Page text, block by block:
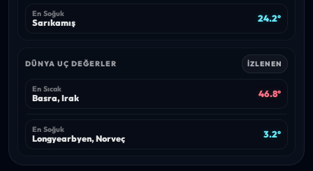
En Soğuk
Sarıkamış 24.2°
DÜNYA UÇ DEĞERLER İZLENEN
En Sıcak
Basra, Irak 46.8°
En Soğuk
Longyearbyen, Norveç 3.2°